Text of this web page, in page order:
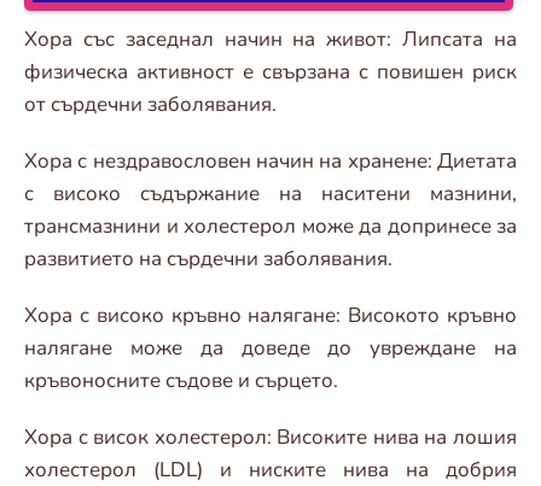
Хора със заседнал начин на живот: Липсата на
физическа активност е свързана с повишен риск
от сърдечни заболявания.
Хора с нездравословен начин на хранене: Диетата
с високо съдържание на наситени мазнини,
трансмазнини и холестерол може да допринесе за
развитието на сърдечни заболявания.
Хора с високо кръвно налягане: Високото кръвно
налягане може да доведе до увреждане на
кръвоносните съдове и сърцето.
Хора с висок холестерол: Високите нива на лошия
холестерол (LDL) и ниските нива на добрия